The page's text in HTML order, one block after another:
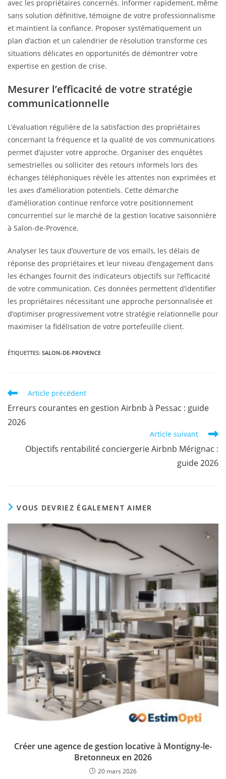
avec les propriétaires concernés. Informer rapidement, même
sans solution définitive, témoigne de votre professionnalisme
et maintient la confiance. Proposer systématiquement un
plan d’action et un calendrier de résolution transforme ces
situations délicates en opportunités de démontrer votre
expertise en gestion de crise.
Mesurer l’efficacité de votre stratégie
communicationnelle
L’évaluation régulière de la satisfaction des propriétaires
concernant la fréquence et la qualité de vos communications
permet d’ajuster votre approche. Organiser des enquêtes
semestrielles ou solliciter des retours informels lors des
échanges téléphoniques révèle les attentes non exprimées et
les axes d’amélioration potentiels. Cette démarche
d’amélioration continue renforce votre positionnement
concurrentiel sur le marché de la gestion locative saisonnière
à Salon-de-Provence.
Analyser les taux d’ouverture de vos emails, les délais de
réponse des propriétaires et leur niveau d’engagement dans
les échanges fournit des indicateurs objectifs sur l’efficacité
de votre communication. Ces données permettent d’identifier
les propriétaires nécessitant une approche personnalisée et
d’optimiser progressivement votre stratégie relationnelle pour
maximiser la fidélisation de votre portefeuille client.
ÉTIQUETTES: SALON-DE-PROVENCE
Article précédent
Erreurs courantes en gestion Airbnb à Pessac : guide
2026
Article suivant
Objectifs rentabilité conciergerie Airbnb Mérignac :
guide 2026
VOUS DEVRIEZ ÉGALEMENT AIMER
Créer une agence de gestion locative à Montigny-le-
Bretonneux en 2026
20 mars 2026